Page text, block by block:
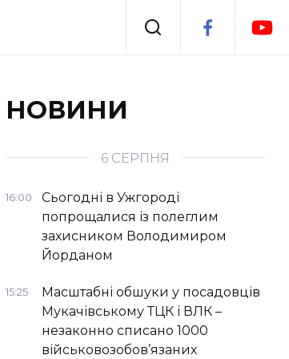
Події
НОВИНИ
6 СЕРПНЯ
16:00
Сьогодні в Ужгороді
попрощалися із полеглим
захисником Володимиром
Йорданом
15:25
Масштабні обшуки у посадовців
Мукачівському ТЦК і ВЛК –
незаконно списано 1000
військовозобов’язаних